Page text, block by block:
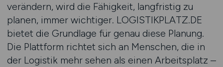
verändern, wird die Fähigkeit, langfristig zu
planen, immer wichtiger. LOGISTIKPLATZ.DE
bietet die Grundlage für genau diese Planung.
Die Plattform richtet sich an Menschen, die in
der Logistik mehr sehen als einen Arbeitsplatz –